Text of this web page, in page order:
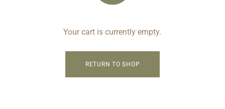
Your cart is currently empty.
RETURN TO SHOP